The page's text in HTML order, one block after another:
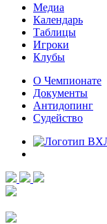
Медиа
Календарь
Таблицы
Игроки
Клубы
О Чемпионате
Документы
Антидопинг
Судейство